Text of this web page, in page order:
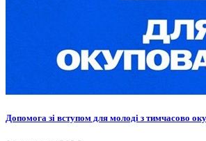
Допомога зі вступом для молоді з тимчасово